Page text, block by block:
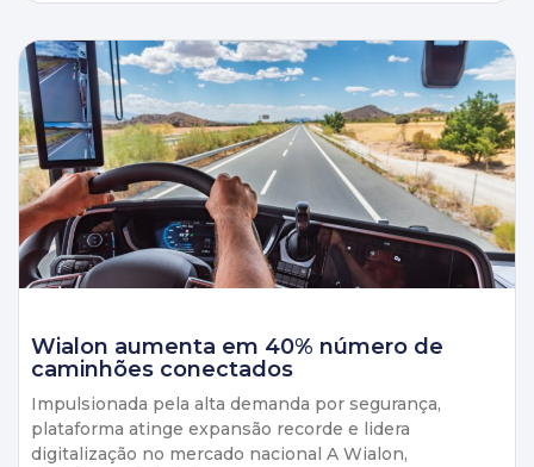
Wialon aumenta em 40% número de
caminhões conectados
Impulsionada pela alta demanda por segurança,
plataforma atinge expansão recorde e lidera
digitalização no mercado nacional A Wialon,